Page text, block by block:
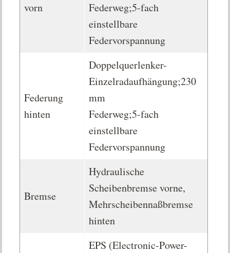
vorn
Federweg;5-fach
einstellbare
Federvorspannung
Federung
hinten
Doppelquerlenker-
Einzelradaufhängung;230
mm
Federweg;5-fach
einstellbare
Federvorspannung
Bremse
Hydraulische
Scheibenbremse vorne,
Mehrscheibennaßbremse
hinten
EPS (Electronic-Power-